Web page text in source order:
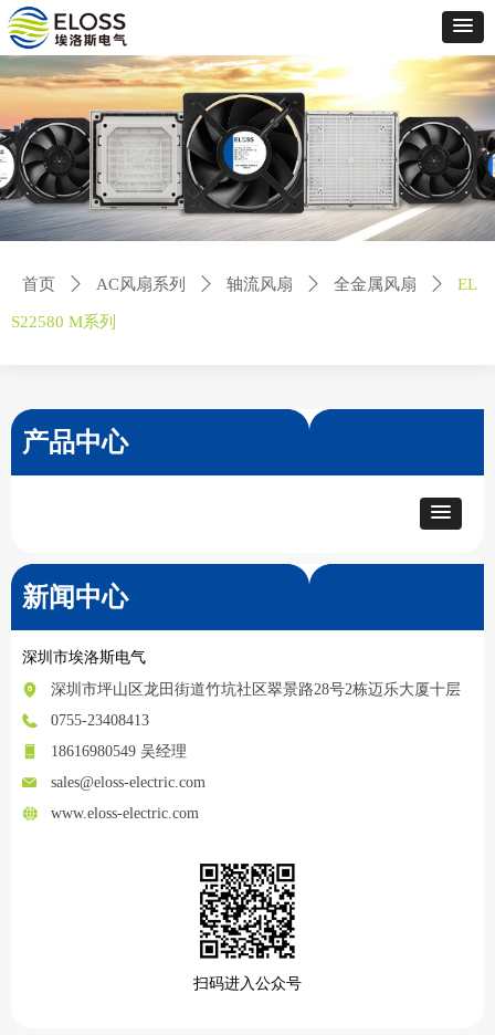
产品中心
首页 ꄲ AC风扇系列 ꄲ 轴流风扇 ꄲ 全金属风扇 ꄲ EL
S22580 M系列
深圳市埃洛斯电气
新闻中心
深圳市坪山区龙田街道竹坑社区翠景路28号2栋迈乐大厦十层
0755-23408413
18616980549 吴经理
sales@eloss-electric.com
www.eloss-electric.com
扫码进入公众号